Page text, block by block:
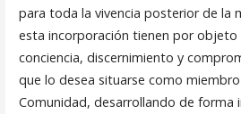
para toda la vivencia posterior de la
esta incorpo­ración tienen por objeto
conciencia, discerni­miento y
que lo desea situarse como
Comunidad, desarrollando de forma